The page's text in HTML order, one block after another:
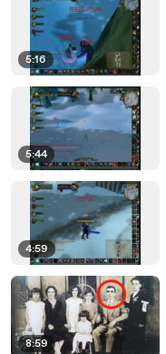
5:16
5:44
4:59
8:59